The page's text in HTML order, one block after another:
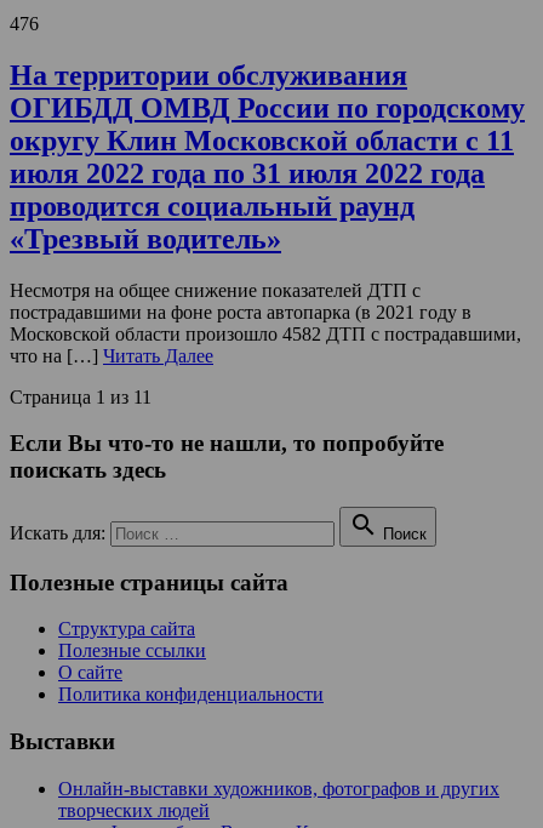
476
На территории обслуживания
ОГИБДД ОМВД России по городскому
округу Клин Московской области с 11
июля 2022 года по 31 июля 2022 года
проводится социальный раунд
«Трезвый водитель»
Несмотря на общее снижение показателей ДТП с
пострадавшими на фоне роста автопарка (в 2021 году в
Московской области произошло 4582 ДТП с пострадавшими,
что на […] Читать Далее
Страница 1 из 11
Если Вы что-то не нашли, то попробуйте
поискать здесь
Искать для:  Поиск
Полезные страницы сайта
Структура сайта
Полезные ссылки
О сайте
Политика конфиденциальности
Выставки
Онлайн-выставки художников, фотографов и других
творческих людей